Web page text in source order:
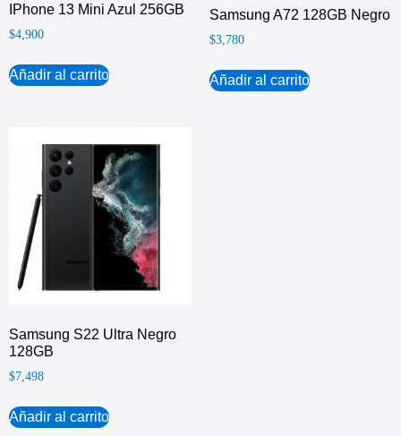
IPhone 13 Mini Azul 256GB
$4,900
Añadir al carrito
Samsung A72 128GB Negro
$3,780
Añadir al carrito
Samsung S22 Ultra Negro
128GB
$7,498
Añadir al carrito